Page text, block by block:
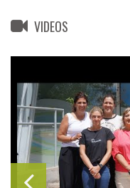
VIDEOS